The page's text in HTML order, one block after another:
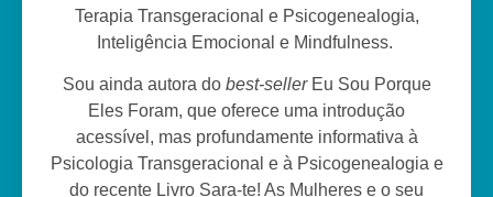
Terapia Transgeracional e Psicogenealogia,
Inteligência Emocional e Mindfulness.
Sou ainda autora do best-sellerEu Sou Porque
Eles Foram, que oferece uma introdução
acessível, mas profundamente informativa à
Psicologia Transgeracional e à Psicogenealogia e
do recente Livro Sara-te! As Mulheres e o seu